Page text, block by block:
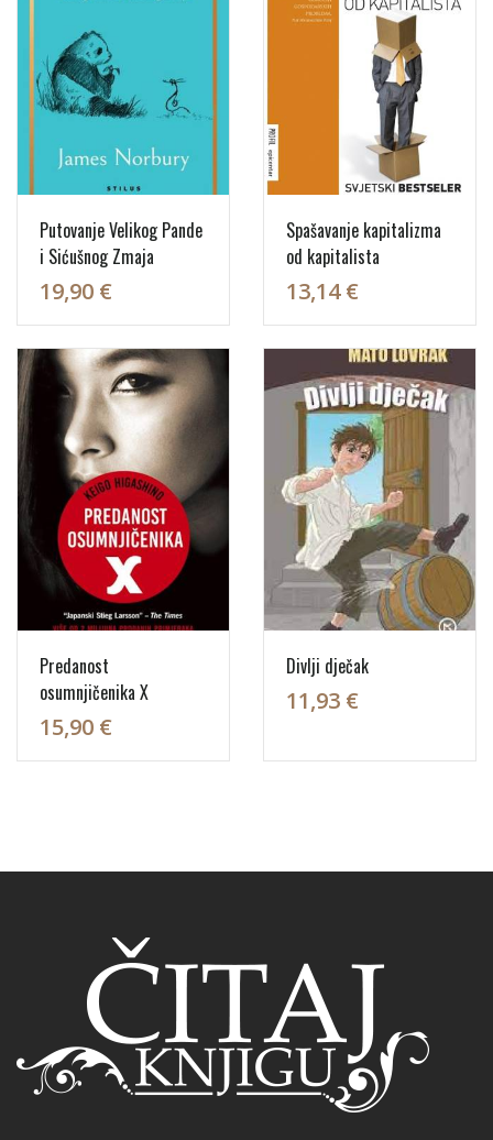
Putovanje Velikog Pande
i Sićušnog Zmaja
19,90 €
Spašavanje kapitalizma
od kapitalista
13,14 €
Predanost
osumnjičenika X
15,90 €
Divlji dječak
11,93 €